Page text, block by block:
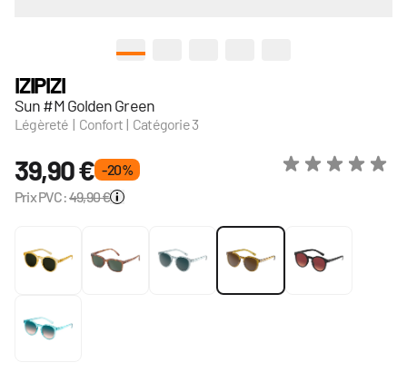
IZIPIZI
Sun #M Golden Green
Légèreté | Confort | Catégorie 3
39,90 € - 20 %
Prix PVC:49,90 €